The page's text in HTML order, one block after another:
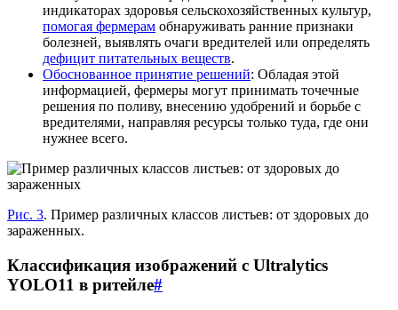
индикаторах здоровья сельскохозяйственных культур,
помогая фермерам обнаруживать ранние признаки
болезней, выявлять очаги вредителей или определять
дефицит питательных веществ.
Обоснованное принятие решений: Обладая этой
информацией, фермеры могут принимать точечные
решения по поливу, внесению удобрений и борьбе с
вредителями, направляя ресурсы только туда, где они
нужнее всего.
Рис. 3. Пример различных классов листьев: от здоровых до
зараженных.
Классификация изображений с Ultralytics
YOLO11 в ритейле#